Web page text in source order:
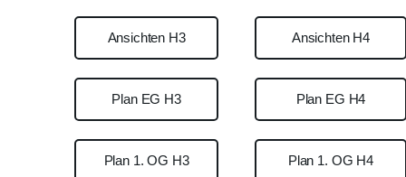
Ansichten H3
Plan EG H3
Plan 1. OG H3
Ansichten H4
Plan EG H4
Plan 1. OG H4